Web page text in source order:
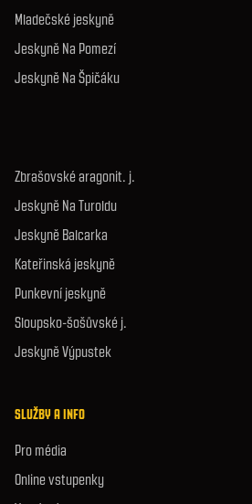
Mladečské jeskyně
Jeskyně Na Pomezí
Jeskyně Na Špičáku
Zbrašovské aragonit. j.
Jeskyně Na Turoldu
Jeskyně Balcarka
Kateřinská jeskyně
Punkevní jeskyně
Sloupsko-šošůvské j.
Jeskyně Výpustek
SLUŽBY A INFO
Pro média
Online vstupenky